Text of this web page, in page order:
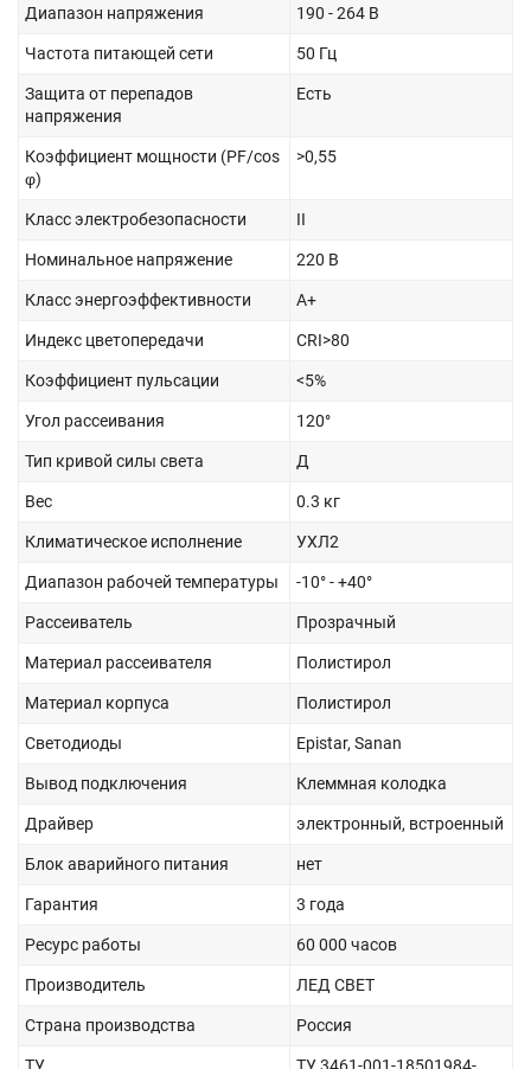
Диапазон напряжения 190 - 264 В
Частота питающей сети 50 Гц
Защита от перепадов
напряжения
Есть
Коэффициент мощности (PF/cos
φ)
>0,55
Класс электробезопасности II
Номинальное напряжение 220 В
Класс энергоэффективности А+
Индекс цветопередачи CRI>80
Коэффициент пульсации <5%
Угол рассеивания 120°
Тип кривой силы света Д
Вес 0.3 кг
Климатическое исполнение УХЛ2
Диапазон рабочей температуры -10° - +40°
Рассеиватель Прозрачный
Материал рассеивателя Полистирол
Материал корпуса Полистирол
Светодиоды Epistar, Sanan
Вывод подключения Клеммная колодка
Драйвер электронный, встроенный
Блок аварийного питания нет
Гарантия 3 года
Ресурс работы 60 000 часов
Производитель ЛЕД СВЕТ
Страна производства Россия